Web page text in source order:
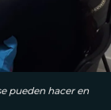
pueden hacer en